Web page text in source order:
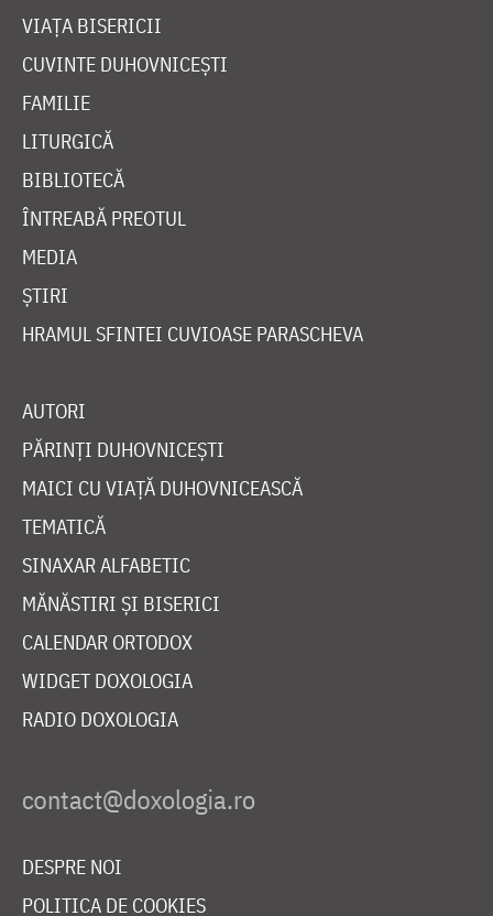
VIAȚA BISERICII
CUVINTE DUHOVNICEȘTI
FAMILIE
LITURGICĂ
BIBLIOTECĂ
ÎNTREABĂ PREOTUL
MEDIA
ȘTIRI
HRAMUL SFINTEI CUVIOASE PARASCHEVA
AUTORI
PĂRINȚI DUHOVNICEȘTI
MAICI CU VIAȚĂ DUHOVNICEASCĂ
TEMATICĂ
SINAXAR ALFABETIC
MĂNĂSTIRI ȘI BISERICI
CALENDAR ORTODOX
WIDGET DOXOLOGIA
RADIO DOXOLOGIA
DESPRE NOI
POLITICA DE COOKIES